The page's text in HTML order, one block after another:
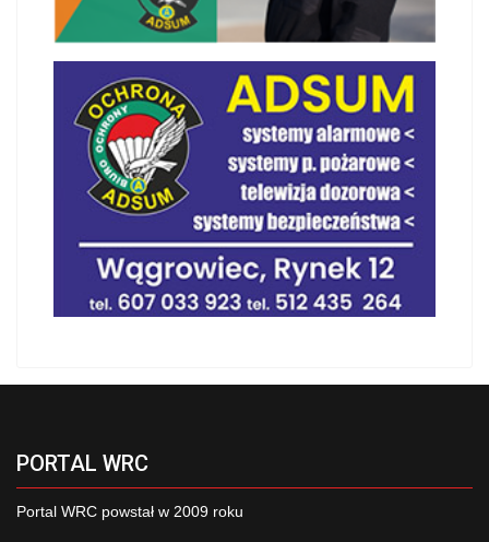
PORTAL WRC
Portal WRC powstał w 2009 roku